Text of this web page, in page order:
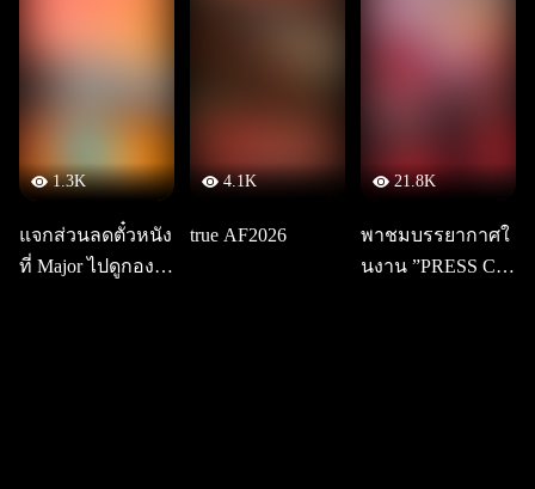
1.3K
แจกส่วนลดตั๋วหนัง
ที่ Major ไปดูกองทั
4.1K
true AF2026
21.8K
พาชมบรรยากาศใ
นงาน ”PRESS CO